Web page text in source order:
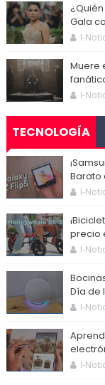
Gala
I-
Muere
I-
TECNOLOGÍA
Barato
I-
precio
I-
Día de
I-
I-